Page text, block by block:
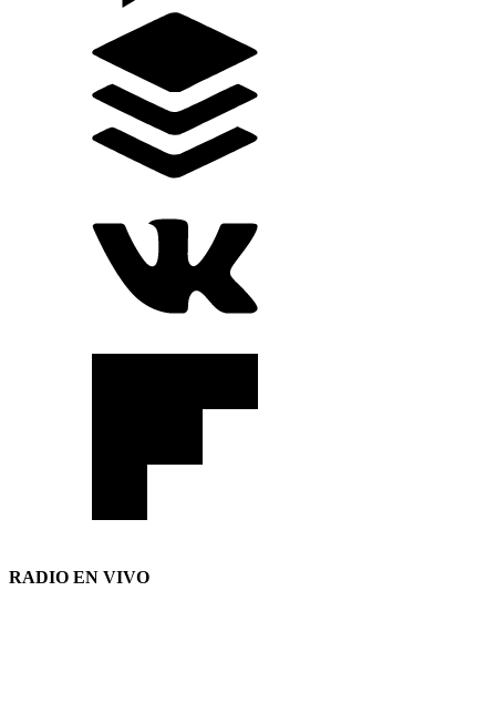
RADIO EN VIVO